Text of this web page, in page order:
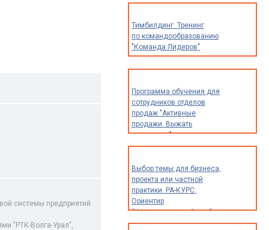
Тимбилдинг. Тренинг
по командообразованию
"Команда Лидеров"
Программа обучения для
сотрудников отделов
продаж "Активные
продажи. Выжать
максимум!"
Выбор темы для бизнеса,
проекта или частной
практики. РА-КУРС:
Ориентир
(Индивидуальный разбор
опыта и идей для
системы предприятий.
"РТК-Волга-Урал",